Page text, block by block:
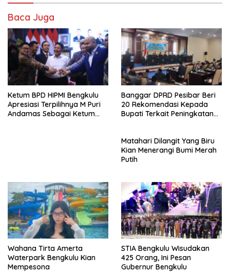
Baca Juga
Ketum BPD HIPMI Bengkulu
Apresiasi Terpilihnya M Puri
Andamas Sebagai Ketum
Banggar DPRD Pesibar Beri
20 Rekomendasi Kepada
Bupati Terkait Peningkatan
Matahari Dilangit Yang Biru
Kian Menerangi Bumi Merah
Putih
Wahana Tirta Amerta
Waterpark Bengkulu Kian
Mempesona
STIA Bengkulu Wisudakan
425 Orang, Ini Pesan
Gubernur Bengkulu